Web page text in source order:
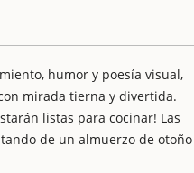
humor y poesía visual,
mirada tierna y divertida.
listas para cocinar! Las
de un almuerzo de otoño